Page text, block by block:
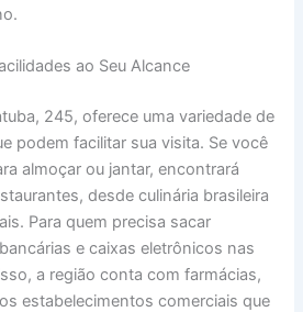
ao Seu Alcance
245, oferece uma variedade de
podem facilitar sua visita. Se você
almoçar ou jantar, encontrará
desde culinária brasileira
Para quem precisa sacar
e caixas eletrônicos nas
a região conta com farmácias,
estabelecimentos comerciais que